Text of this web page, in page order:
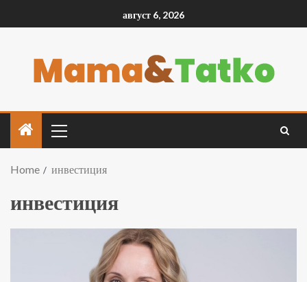
август 6, 2026
Home инвестиция
инвестиция